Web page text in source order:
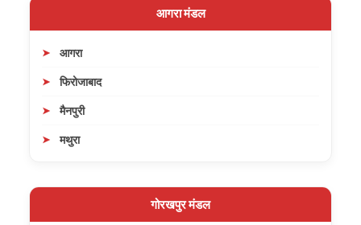
आगरा मंडल
आगरा
फिरोजाबाद
मैनपुरी
मथुरा
गोरखपुर मंडल